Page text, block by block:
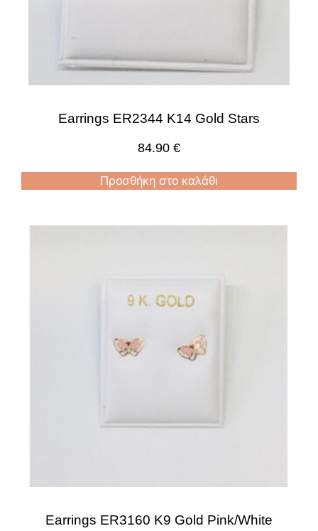
Earrings ER2344 K14 Gold Stars
84.90 €
Προσθήκη στο καλάθι
Earrings ER3160 K9 Gold Pink/White